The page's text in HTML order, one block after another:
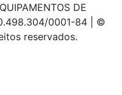
DE
0001-84 | ©
reservados.